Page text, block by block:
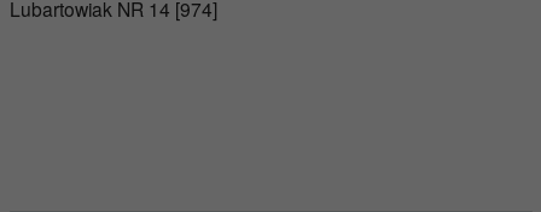
Lubartowiak NR 14 [974]